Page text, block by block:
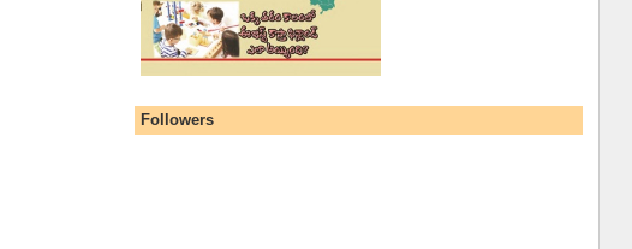
Followers